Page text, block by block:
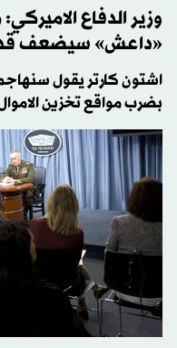
وزير الدفاع
«داعش» سيضعف
اشتون كارتر يقول سنهاجم
بضرب مواقع تخزين